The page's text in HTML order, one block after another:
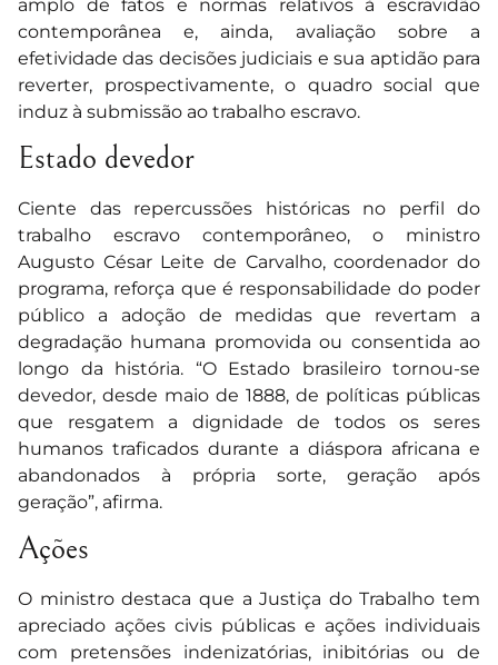
amplo de fatos e normas relativos à escravidão
contemporânea e, ainda, avaliação sobre a
efetividade das decisões judiciais e sua aptidão para
reverter, prospectivamente, o quadro social que
induz à submissão ao trabalho escravo.
Estado devedor
Ciente das repercussões históricas no perfil do
trabalho escravo contemporâneo, o ministro
Augusto César Leite de Carvalho, coordenador do
programa, reforça que é responsabilidade do poder
público a adoção de medidas que revertam a
degradação humana promovida ou consentida ao
longo da história. “O Estado brasileiro tornou-se
devedor, desde maio de 1888, de políticas públicas
que resgatem a dignidade de todos os seres
humanos traficados durante a diáspora africana e
abandonados à própria sorte, geração após
geração”, afirma.
Ações
O ministro destaca que a Justiça do Trabalho tem
apreciado ações civis públicas e ações individuais
com pretensões indenizatórias, inibitórias ou de